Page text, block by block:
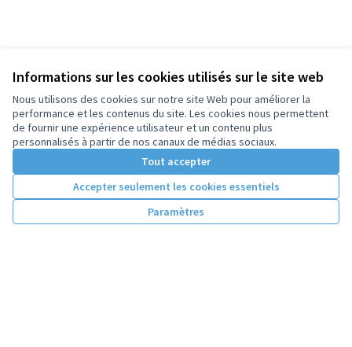
Informations sur les cookies utilisés sur le site web
Nous utilisons des cookies sur notre site Web pour améliorer la
performance et les contenus du site. Les cookies nous permettent
de fournir une expérience utilisateur et un contenu plus
personnalisés à partir de nos canaux de médias sociaux.
Tout accepter
Accepter seulement les cookies essentiels
Paramètres